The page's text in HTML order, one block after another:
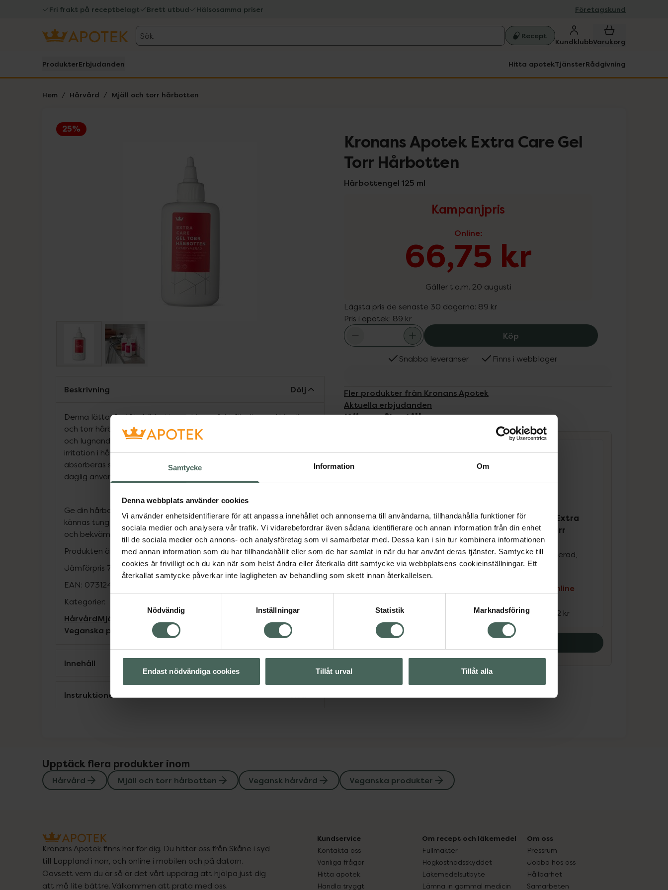
Samtycke Information Om
Denna webbplats använder cookies
Vi använder enhetsidentifierare för att anpassa innehållet och annonserna till användarna, tillhandahålla funktioner för
sociala medier och analysera vår trafik. Vi vidarebefordrar även sådana identifierare och annan information från din enhet
till de sociala medier och annons- och analysföretag som vi samarbetar med. Dessa kan i sin tur kombinera informationen
med annan information som du har tillhandahållit eller som de har samlat in när du har använt deras tjänster. Samtycke till
cookies är frivilligt och du kan när som helst ändra eller återkalla ditt samtycke via webbplatsens cookieinställningar. Ett
återkallat samtycke påverkar inte lagligheten av behandling som skett innan återkallelsen.
Nödvändig
Inställningar Statistik Marknadsföring
Endast nödvändiga cookies Tillåt urval Tillåt alla
Fri frakt på receptbelagt Brett utbud Hälsosamma priser Företagskund
Sök Recept
KundklubbVarukorg
ProdukterErbjudanden Hitta apotekTjänsterRådgivning
Hem Hårvård Mjäll och torr hårbotten
25%
Kronans Apotek Extra Care Gel
Torr Hårbotten
Hårbottengel 125 ml
Kampanjpris
Online:
66,75 kr
Gäller t.o.m. 20 augusti
Lägsta pris de senaste 30 dagarna: 89 kr
Pris i apotek: 89 kr
Köp Kronans Apotek Extra Care Gel
Snabba leveranser Finns i webblager
Fler produkter från Kronans Apotek
Aktuella erbjudanden
Köps ofta tillsammans
Kronans Apotek Extra
Care Gel Torr
Hårbotten
Hårbottengel 125 ml
Kampanjpris online
4.3 av 5 i omdöme
Kronans Apotek Extra
Care Schampo Torr
Hårbotten
Schampo Oparfymerad,
250 ml
Kampanjpris online
Tidigare pris: 72 kr
Köp båda för
120,75 kr
Beskrivning Dölj
Denna lätta, fettfria hårbottengel är perfekt för dig med känslig
och torr hårbotten. Berikad med intensivt återfuktande glycerin
och lugnande allantoin hjälper den till att balansera och lindra
irritation i hårbotten. Dermatologiskt testad och oparfymerad, den
absorberas snabbt och lämnar inget kladd eller oljighet, perfekt för
daglig användning.
Ge din hårbotten den vård och återfuktning den förtjänar utan att
kännas tung eller fet. Ett enkelt sätt att hålla din hårbotten frisk
och bekväm hela dagen.
Produkten är vegansk
Jämförpris 712 kr/l
EAN: 07312489996426
Kategorier:
HårvårdMjäll och torr hårbotten
Veganska produkter
Innehåll
Instruktioner Visa
Upptäck flera produkter inom
Hårvård Mjäll och torr hårbotten Vegansk hårvård Veganska produkter
Kronans Apotek finns här för dig. Du hittar oss från Skåne i syd
till Lappland i norr, och online i mobilen och på datorn.
Oavsett vem du är så är det vårt uppdrag att hjälpa just dig
att må lite bättre. Välkommen att prata med oss.
Kundservice
Kontakta oss
Vanliga frågor
Hitta apotek
Handla tryggt
Om recept och läkemedel
Fullmakter
Högkostnadsskyddet
Läkemedelsutbyte
Lämna in gammal medicin
Om oss
Pressrum
Jobba hos oss
Hållbarhet
Samarbeten